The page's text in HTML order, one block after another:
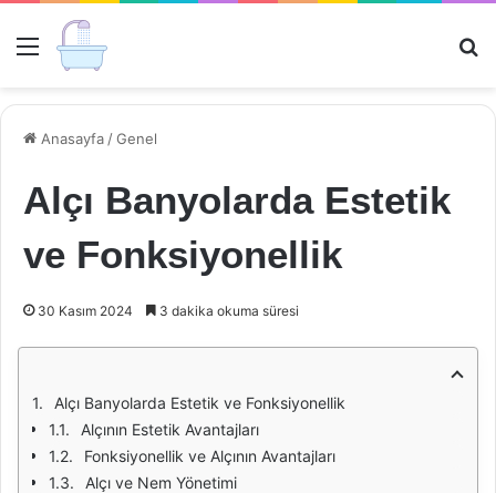
Menü
Anasayfa /Genel
Alçı Banyolarda Estetik
ve Fonksiyonellik
30 Kasım 2024 3 dakika okuma süresi
Alçı Banyolarda Estetik ve Fonksiyonellik
Alçının Estetik Avantajları
Fonksiyonellik ve Alçının Avantajları
Alçı ve Nem Yönetimi